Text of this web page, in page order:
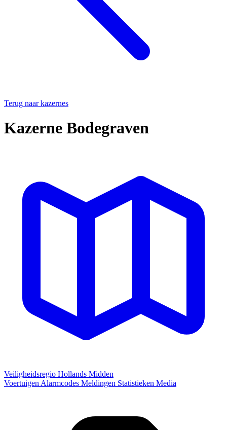
Terug naar kazernes
Kazerne Bodegraven
Veiligheidsregio Hollands Midden
Voertuigen Alarmcodes Meldingen Statistieken Media